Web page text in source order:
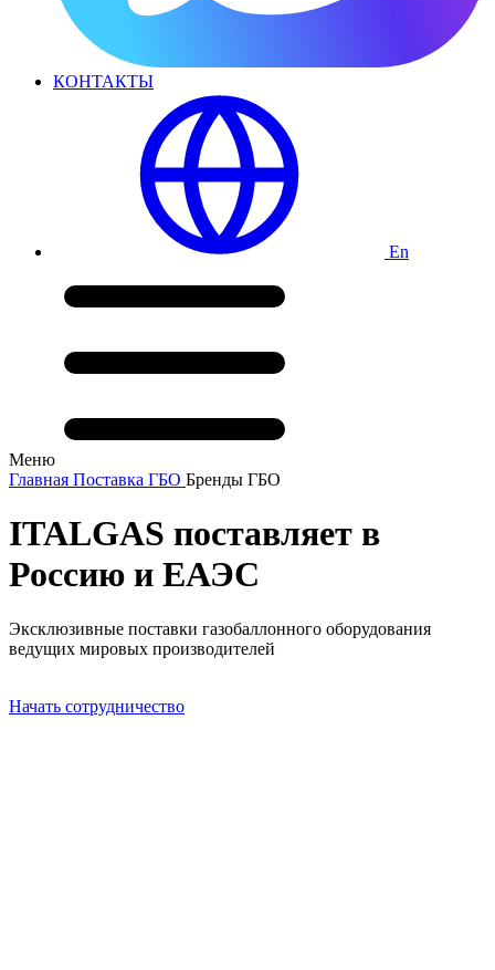
КОНТАКТЫ
En
Меню
Главная Поставка ГБО Бренды ГБО
ITALGAS поставляет в
Россию и ЕАЭС
Эксклюзивные поставки газобаллонного оборудования
ведущих мировых производителей
Начать сотрудничество